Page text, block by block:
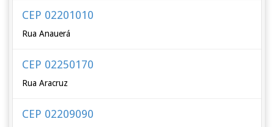
CEP 02201010
Rua Anauerá
CEP 02250170
Rua Aracruz
CEP 02209090